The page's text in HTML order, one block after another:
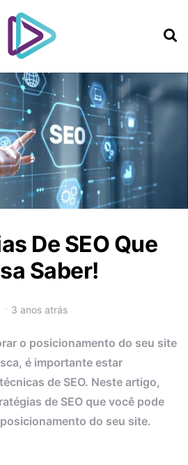
De SEO Que
Saber!
3 anos atrás
o posicionamento do seu site
é importante estar
de SEO. Neste artigo,
de SEO que você pode
do seu site.